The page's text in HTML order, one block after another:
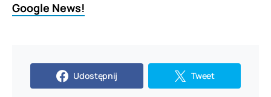
Google News!
Udostępnij Tweet